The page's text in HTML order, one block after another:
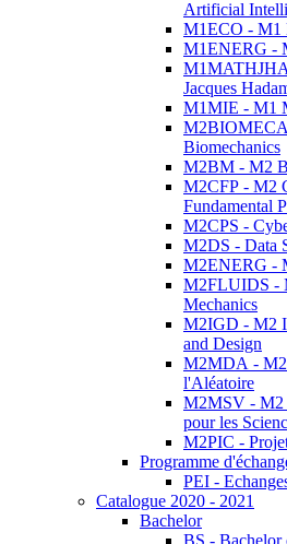
Artificial
M1ECO - M1
M1ENERG -
Jacques
M1MIE - M1
Biomechanics
M2BM - M2
M2CFP - M2
Fundamental
M2CPS -
M2DS - Data
M2ENERG -
M2FLUIDS -
Mechanics
M2IGD - M2
and Design
M2MDA - M2
l'Aléatoire
M2MSV - M2
pour les
M2PIC -
Programme
PEI -
Catalogue 2020 - 2021
Bachelor
BS - Bachelor